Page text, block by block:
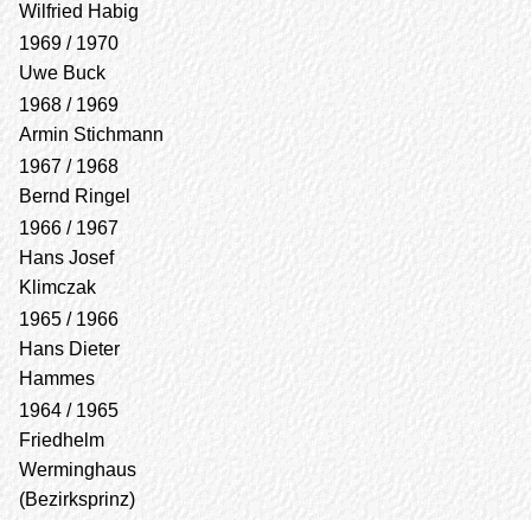
Wilfried Habig
1969 / 1970
Uwe Buck
1968 / 1969
Armin Stichmann
1967 / 1968
Bernd Ringel
1966 / 1967
Hans Josef
Klimczak
1965 / 1966
Hans Dieter
Hammes
1964 / 1965
Friedhelm
Werminghaus
(Bezirksprinz)